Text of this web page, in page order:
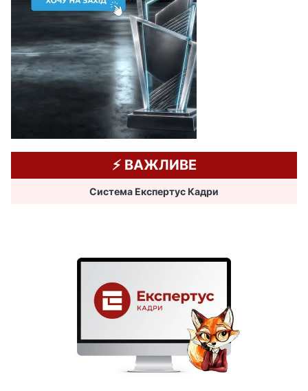
⚡️ ВАЖЛИВЕ
Система Експертус Кадри